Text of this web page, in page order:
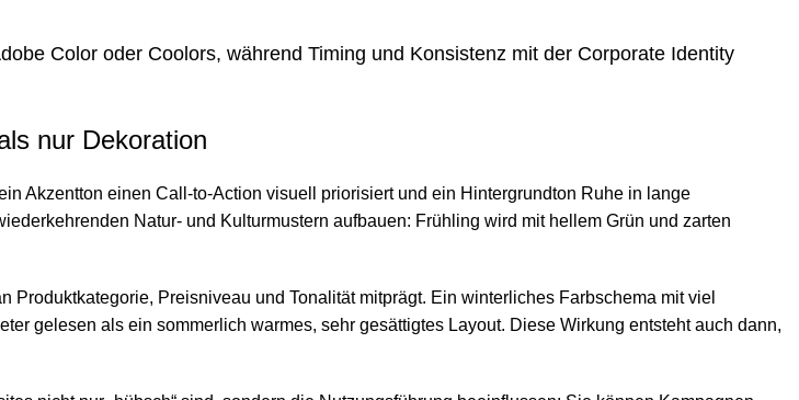
Color oder Coolors, während Timing und Konsistenz mit der Corporate Identity
nur Dekoration
Akzentton einen Call-to-Action visuell priorisiert und ein Hintergrundton Ruhe in lange
Natur- und Kulturmustern aufbauen: Frühling wird mit hellem Grün und zarten
Produktkategorie, Preisniveau und Tonalität mitprägt. Ein winterliches Farbschema mit viel
gelesen als ein sommerlich warmes, sehr gesättigtes Layout. Diese Wirkung entsteht auch dann,